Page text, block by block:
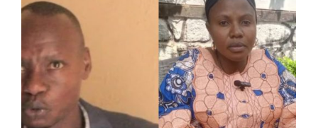
No Comments